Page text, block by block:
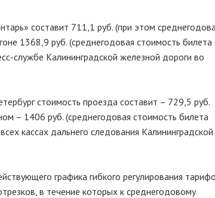
составит 711,1 руб. (при этом
1368,9 руб. (среднегодовая стоимость билета
службе Калининградской железной дороги во
стоимость проезда составит – 729,5 руб.
– 1406 руб. (среднегодовая стоимость билета
кассах дальнего следования Калининградской
графика гибкого регулирования
в течение которых к среднегодовому